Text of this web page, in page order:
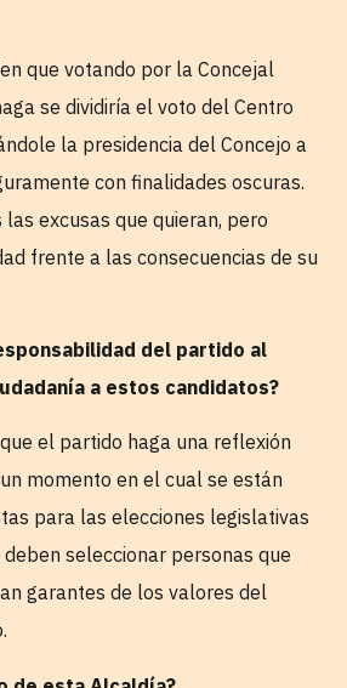
que votando por la Concejal
se dividiría el voto del Centro
la presidencia del Concejo a
con finalidades oscuras.
excusas que quieran, pero
frente a las consecuencias de su
del partido al
a estos candidatos?
el partido haga una reflexión
momento en el cual se están
para las elecciones legislativas
seleccionar personas que
garantes de los valores del